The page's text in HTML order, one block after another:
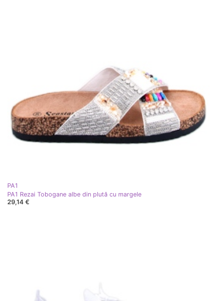
PA1
PA1 Rezai Tobogane albe din plută cu margele
29,14 €